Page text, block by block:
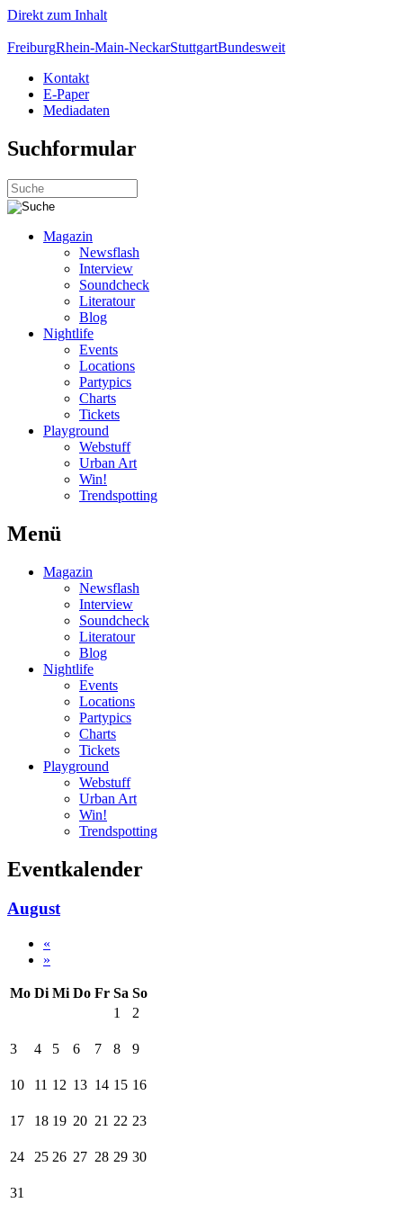
Direkt zum Inhalt
FreiburgRhein-Main-NeckarStuttgartBundesweit
Kontakt
E-Paper
Mediadaten
Suchformular
Magazin
Newsflash
Interview
Soundcheck
Literatour
Blog
Nightlife
Events
Locations
Partypics
Charts
Tickets
Playground
Webstuff
Urban Art
Win!
Trendspotting
Menü
Magazin
Newsflash
Interview
Soundcheck
Literatour
Blog
Nightlife
Events
Locations
Partypics
Charts
Tickets
Playground
Webstuff
Urban Art
Win!
Trendspotting
Eventkalender
August
«
»
Mo Di Mi Do Fr Sa So
1
2
3 4 5 6 7 8 9
10 11 12 13 14 15 16
17 18 19 20 21 22 23
24 25 26 27 28 29 30
31